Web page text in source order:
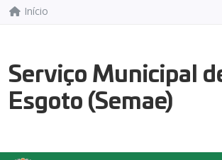
Início
Serviço Municipal
Esgoto (Semae)